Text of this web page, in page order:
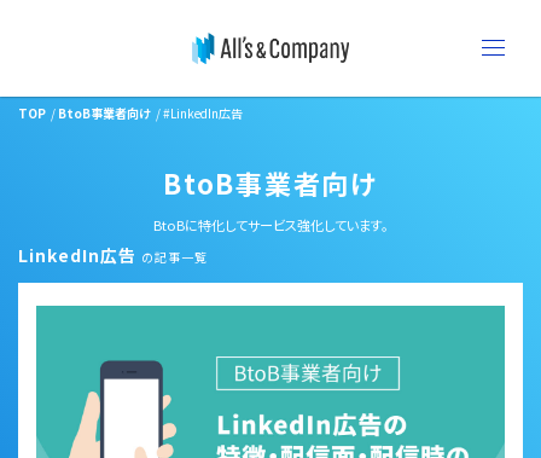
TOP BtoB事業者向け #LinkedIn広告
BtoB事業者向け
BtoBに特化してサービス強化しています。
LinkedIn広告 の記事一覧